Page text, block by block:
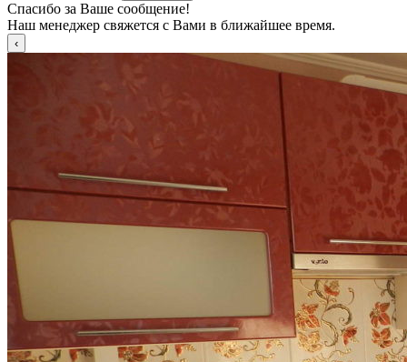
Спасибо за Ваше сообщение!
Наш менеджер свяжется с Вами в ближайшее время.